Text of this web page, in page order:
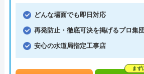
どんな場面でも即日対応
再発防止・徹底可決を掲げるプロ集団
安心の水道局指定工事店
まず